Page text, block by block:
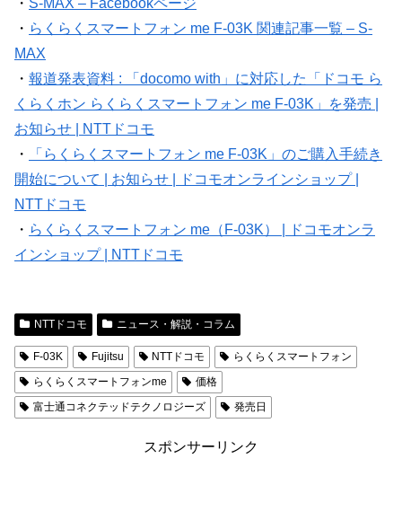
・ S-MAX – Facebookページ
・ らくらくスマートフォン me F-03K 関連記事一覧 – S-
MAX
・ 報道発表資料 : 「docomo with」に対応した「ドコモ ら
くらくホン らくらくスマートフォン me F-03K」を発売 |
お知らせ | NTTドコモ
・
「らくらくスマートフォン me F-03K」のご購入手続き
開始について | お知らせ | ドコモオンラインショップ |
NTTドコモ
・ らくらくスマートフォン me（F-03K） | ドコモオンラ
インショップ | NTTドコモ
NTTドコモ ニュース・解説・コラム
F-03K Fujitsu NTTドコモ
らくらくスマートフォン
らくらくスマートフォンme
価格
富士通コネクテッドテクノロジーズ
発売日
スポンサーリンク